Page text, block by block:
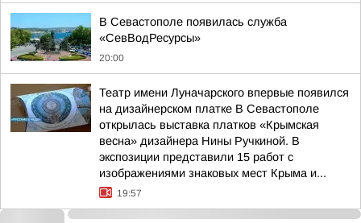
В Севастополе появилась служба
«СевВодРесурсы»
20:00
Театр имени Луначарского впервые появился
на дизайнерском платке В Севастополе
открылась выставка платков «Крымская
весна» дизайнера Нины Ручкиной. В
экспозиции представили 15 работ с
изображениями знаковых мест Крыма и...
19:57